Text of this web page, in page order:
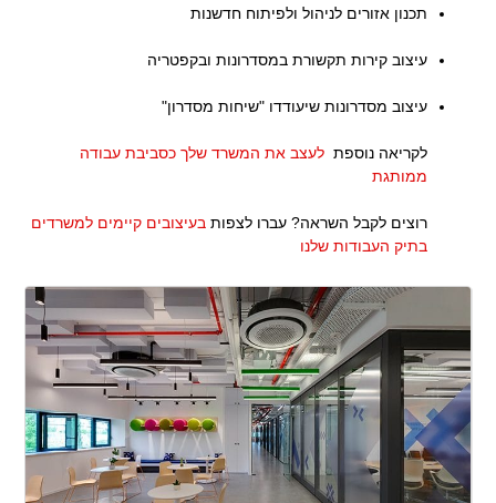
תכנון אזורים לניהול ולפיתוח חדשנות
עיצוב קירות תקשורת במסדרונות ובקפטריה
עיצוב מסדרונות שיעודדו "שיחות מסדרון"
לקריאה נוספתלעצב את המשרד שלך כסביבת עבודה
ממותגת
רוצים לקבל השראה? עברו לצפותבעיצובים קיימים למשרדים
בתיק העבודות שלנו